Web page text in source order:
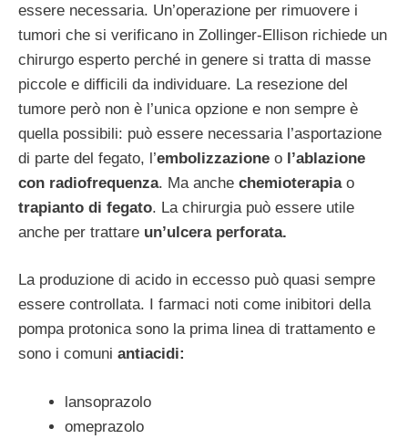
essere necessaria. Un’operazione per rimuovere i
tumori che si verificano in Zollinger-Ellison richiede un
chirurgo esperto perché in genere si tratta di masse
piccole e difficili da individuare. La resezione del
tumore però non è l’unica opzione e non sempre è
quella possibili: può essere necessaria l’asportazione
di parte del fegato, l’embolizzazione o l’ablazione
con radiofrequenza. Ma anche chemioterapiao
trapianto di fegato. La chirurgia può essere utile
anche per trattare un’ulcera perforata.
La produzione di acido in eccesso può quasi sempre
essere controllata. I farmaci noti come inibitori della
pompa protonica sono la prima linea di trattamento e
sono i comuni antiacidi:
lansoprazolo
omeprazolo